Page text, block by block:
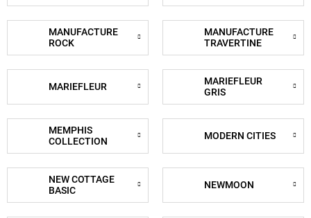
MANUFACTURE
ROCK
MANUFACTURE
TRAVERTINE
MARIEFLEUR
MARIEFLEUR
GRIS
MEMPHIS
COLLECTION
MODERN CITIES
NEW COTTAGE
BASIC
NEWMOON